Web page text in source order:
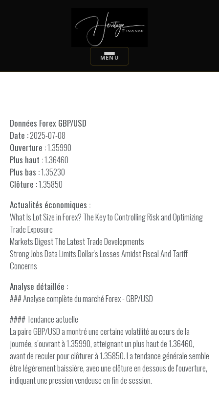
Données Forex GBP/USD
Date :2025-07-08
Ouverture :1.35990
Plus haut :1.36460
Plus bas :1.35230
Clôture :1.35850
Actualités économiques :
What Is Lot Size in Forex? The Key to Controlling Risk and Optimizing
Trade Exposure
Markets Digest The Latest Trade Developments
Strong Jobs Data Limits Dollar's Losses Amidst Fiscal And Tariff
Concerns
Analyse détaillée :
### Analyse complète du marché Forex - GBP/USD
#### Tendance actuelle
La paire GBP/USD a montré une certaine volatilité au cours de la
journée, s'ouvrant à 1.35990, atteignant un plus haut de 1.36460,
avant de reculer pour clôturer à 1.35850. La tendance générale semble
être légèrement baissière, avec une clôture en dessous de l'ouverture,
indiquant une pression vendeuse en fin de session.